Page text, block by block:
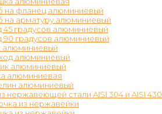
на фланец алюминиевый
на арматуру алюминиевый
45 градусов алюминиевый
90 градусов алюминиевый
алюминиевый
алюминиевый
алюминиевый
алюминиевая
алюминиевый
нержавеющей стали AISI 304 и AISI 430
из нержавейки